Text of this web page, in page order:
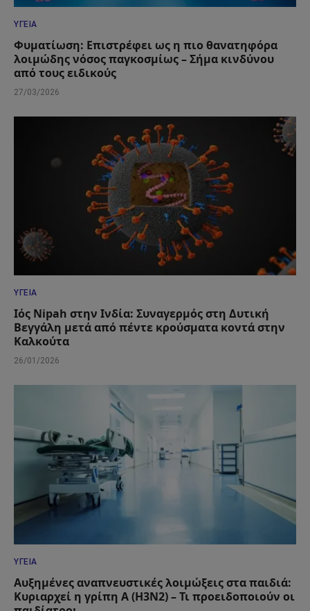
ΥΓΕΊΑ
Φυματίωση: Επιστρέφει ως η πιο θανατηφόρα
λοιμώδης νόσος παγκοσμίως – Σήμα κινδύνου
από τους ειδικούς
27/03/2026
ΥΓΕΊΑ
Ιός Nipah στην Ινδία: Συναγερμός στη Δυτική
Βεγγάλη μετά από πέντε κρούσματα κοντά στην
Καλκούτα
26/01/2026
ΥΓΕΊΑ
Αυξημένες αναπνευστικές λοιμώξεις στα παιδιά:
Κυριαρχεί η γρίπη Α (Η3Ν2) – Τι προειδοποιούν οι